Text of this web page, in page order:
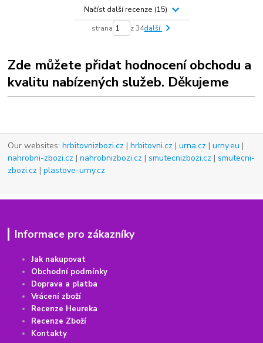
Načíst další recenze (15)
strana z 34další
Zde můžete přidat hodnocení obchodu a
kvalitu nabízených služeb. Děkujeme
Our websites:hrbitovnizbozi.cz |hrbitovni.cz |urna.cz |urny.eu |
nahrobni-zbozi.cz |nahrobnizbozi.cz |smutecnizbozi.cz |smutecni-
zbozi.cz |plastove-urny.cz
Informace pro zákazníky
Jak nakupovat
Obchodní podmínky
Doprava a platba
Vrácení zboží
Recenze Heureka
Recenze Zboží
Kontakty